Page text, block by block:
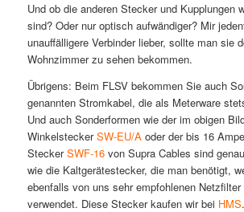
Und ob die anderen Stecker und Kupplungen
sind? Oder nur optisch aufwändiger? Mir
unauffälligere Verbinder lieber, sollte man sie
Wohnzimmer zu sehen bekommen.
Übrigens: Beim FLSV bekommen Sie auch
genannten Stromkabel, die als Meterware
Und auch Sonderformen wie der im obigen
WinkelsteckerSW-EU/A oder der bis 16
SteckerSWF-16von Supra Cables sind
wie die Kaltgerätestecker, die man benötigt,
ebenfalls von uns sehr empfohlenen Netzfilter
verwendet. Diese Stecker kaufen wir bei HMS.